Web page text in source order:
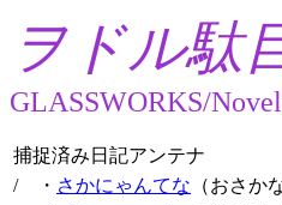
ヲドル駄
GLASSWORKS/
捕捉済み日記アンテナ
/ ・ さかにゃんてな （おさか